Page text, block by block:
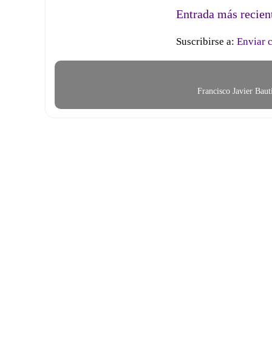
Entrada más
Suscribirse a: Enviar
Francisco Javier